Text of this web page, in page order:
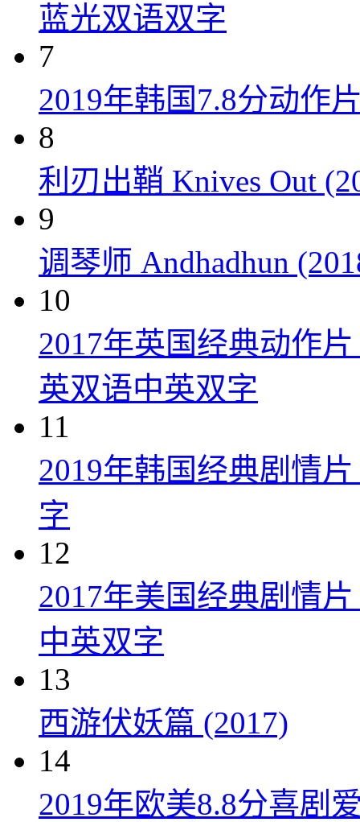
蓝光双语双字
7
2019年韩国7.8分动作
8
利刃出鞘 Knives Out
9
调琴师 Andhadhun
10
2017年英国经典动作
英双语中英双字
11
2019年韩国经典剧情
字
12
2017年美国经典剧情
中英双字
13
西游伏妖篇 (2017)
14
2019年欧美8.8分喜剧